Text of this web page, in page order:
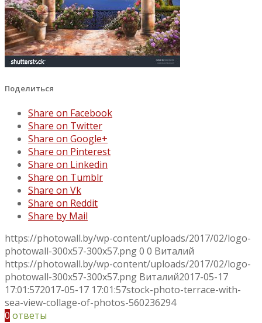
Поделиться
Share on Facebook
Share on Twitter
Share on Google+
Share on Pinterest
Share on Linkedin
Share on Tumblr
Share on Vk
Share on Reddit
Share by Mail
https://photowall.by/wp-content/uploads/2017/02/logo-
photowall-300x57-300x57.png0 0 Виталий
https://photowall.by/wp-content/uploads/2017/02/logo-
photowall-300x57-300x57.png Виталий2017-05-17
17:01:572017-05-17 17:01:57stock-photo-terrace-with-
sea-view-collage-of-photos-560236294
0 ответы